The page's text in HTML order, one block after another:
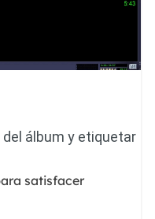
álbum y etiquetar
satisfacer